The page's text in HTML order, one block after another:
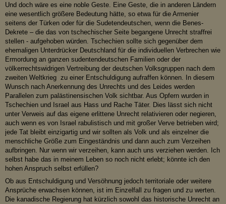
Und doch wäre es eine noble Geste. Eine Geste, die in anderen Ländern
eine wesentlich größere Bedeutung hätte, so etwa für die Armenier
seitens der Türken oder für die Sudetendeutschen, wenn die Benes-
Dekrete – die das von tschechischer Seite begangene Unrecht straffrei
stellen - aufgehoben würden. Tschechien sollte sich gegenüber dem
ehemaligen Unterdrücker Deutschland für die individuellen Verbrechen wie
Ermordung an ganzen sudentendeutschen Familien oder der
völkerrechtswidrigen Vertreibung der deutschen Volksgruppen nach dem
zweiten Weltkrieg zu einer Entschuldigung aufraffen können. In diesem
Wunsch nach Anerkennung des Unrechts und des Leides werden
Parallelen zum palästinensischen Volk sichtbar. Aus Opfern wurden in
Tschechien und Israel aus Hass und Rache Täter. Dies lässt sich nicht
unter Verweis auf das eigene erlittene Unrecht relativieren oder negieren,
auch wenn es von Israel rabulistisch und mit großer Verve betrieben wird;
jede Tat bleibt einzigartig und wir sollten als Volk und als einzelner die
menschliche Größe zum Eingeständnis und dann auch zum Verzeihen
aufbringen. Nur wenn wir verzeihen, kann auch uns verziehen werden. Ich
selbst habe das in meinem Leben so noch nicht erlebt; könnte ich den
hohen Anspruch selbst erfüllen?
Ob aus Entschuldigung und Versöhnung jedoch territoriale oder weitere
Ansprüche erwachsen können, ist im Einzelfall zu fragen und zu werten.
Die kanadische Regierung hat kürzlich sowohl das historische Unrecht an